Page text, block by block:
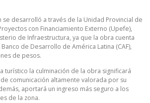
se desarrolló a través de la Unidad Provincial de
con Financiamiento Externo (Upefe),
de Infraestructura, ya que la obra cuenta
de Desarrollo de América Latina (CAF),
de pesos.
turístico la culminación de la obra significará
comunicación altamente valorada por su
aportará un ingreso más seguro a los
de la zona.